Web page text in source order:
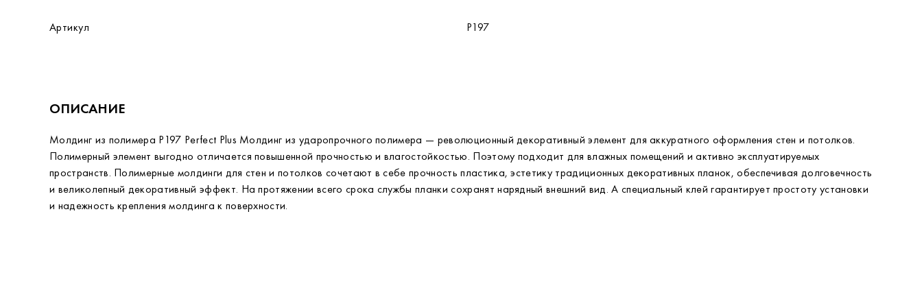
Артикул P197
ОПИСАНИЕ
Молдинг из полимера P197 Perfect Plus Молдинг из ударопрочного полимера — революционный декоративный элемент для аккуратного оформления стен и потолков.
Полимерный элемент выгодно отличается повышенной прочностью и влагостойкостью. Поэтому подходит для влажных помещений и активно эксплуатируемых
пространств. Полимерные молдинги для стен и потолков сочетают в себе прочность пластика, эстетику традиционных декоративных планок, обеспечивая долговечность
и великолепный декоративный эффект. На протяжении всего срока службы планки сохранят нарядный внешний вид. А специальный клей гарантирует простоту установки
и надежность крепления молдинга к поверхности.